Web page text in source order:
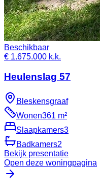
Beschikbaar
€ 1.675.000 k.k.
Heulenslag 57
Bleskensgraaf
Wonen361 m²
Slaapkamers3
Badkamers2
Bekijk presentatie
Open deze woningpagina